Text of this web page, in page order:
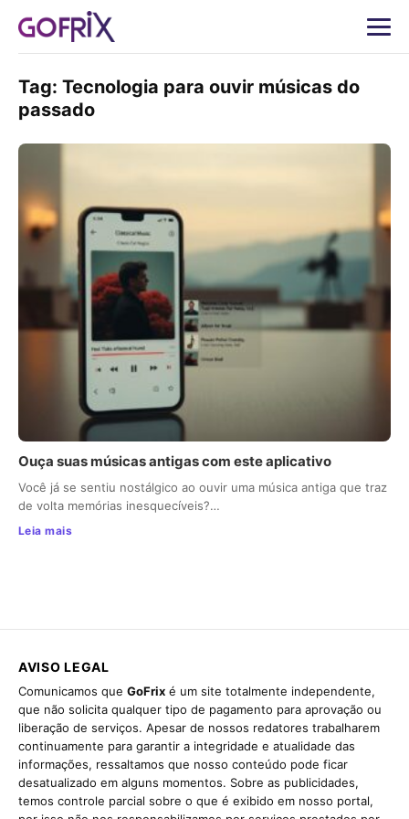
Tag: Tecnologia para ouvir músicas do
passado
Ouça suas músicas antigas com este aplicativo
Você já se sentiu nostálgico ao ouvir uma música antiga que traz
de volta memórias inesquecíveis?…
Leia mais
AVISO LEGAL
Comunicamos que GoFrix é um site totalmente independente,
que não solicita qualquer tipo de pagamento para aprovação ou
liberação de serviços. Apesar de nossos redatores trabalharem
continuamente para garantir a integridade e atualidade das
informações, ressaltamos que nosso conteúdo pode ficar
desatualizado em alguns momentos. Sobre as publicidades,
temos controle parcial sobre o que é exibido em nosso portal,